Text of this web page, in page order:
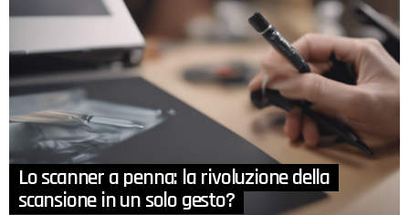
Lo scanner a penna: la rivoluzione della
scansione in un solo gesto?